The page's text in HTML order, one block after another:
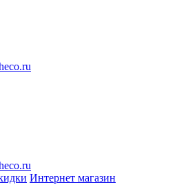
Интернет магазин